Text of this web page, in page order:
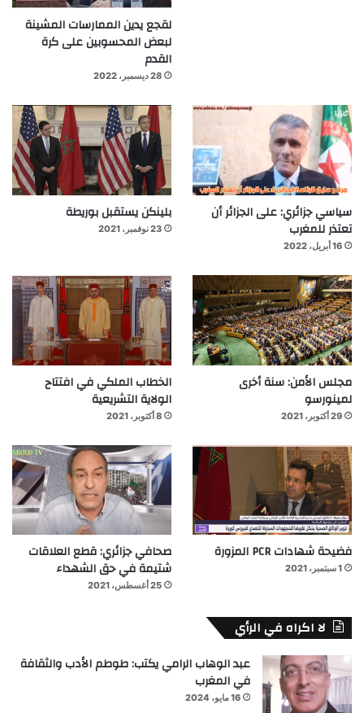
لقجع يدين الممارسات المشينة
لبعض المحسوبين على كرة
القدم
28 ديسمبر، 2022
سياسي جزائري: على الجزائر أن
تعتذر للمغرب
16 أبريل، 2022
بلينكن يستقبل بوريطة
23 نوفمبر، 2021
مجلس الأمن: سنة أخرى
لمينورسو
29 أكتوبر، 2021
الخطاب الملكي في افتتاح
الولاية التشريعية
8 أكتوبر، 2021
فضيحة شهادات PCR المزورة
1 سبتمبر، 2021
صحافي جزائري: قطع العلاقات
شتيمة في حق الشهداء
25 أغسطس، 2021
لا اكراه في الرأي
عبد الوهاب الرامي يكتب: طوطم الأدب والثقافة
في المغرب
16 مايو، 2024